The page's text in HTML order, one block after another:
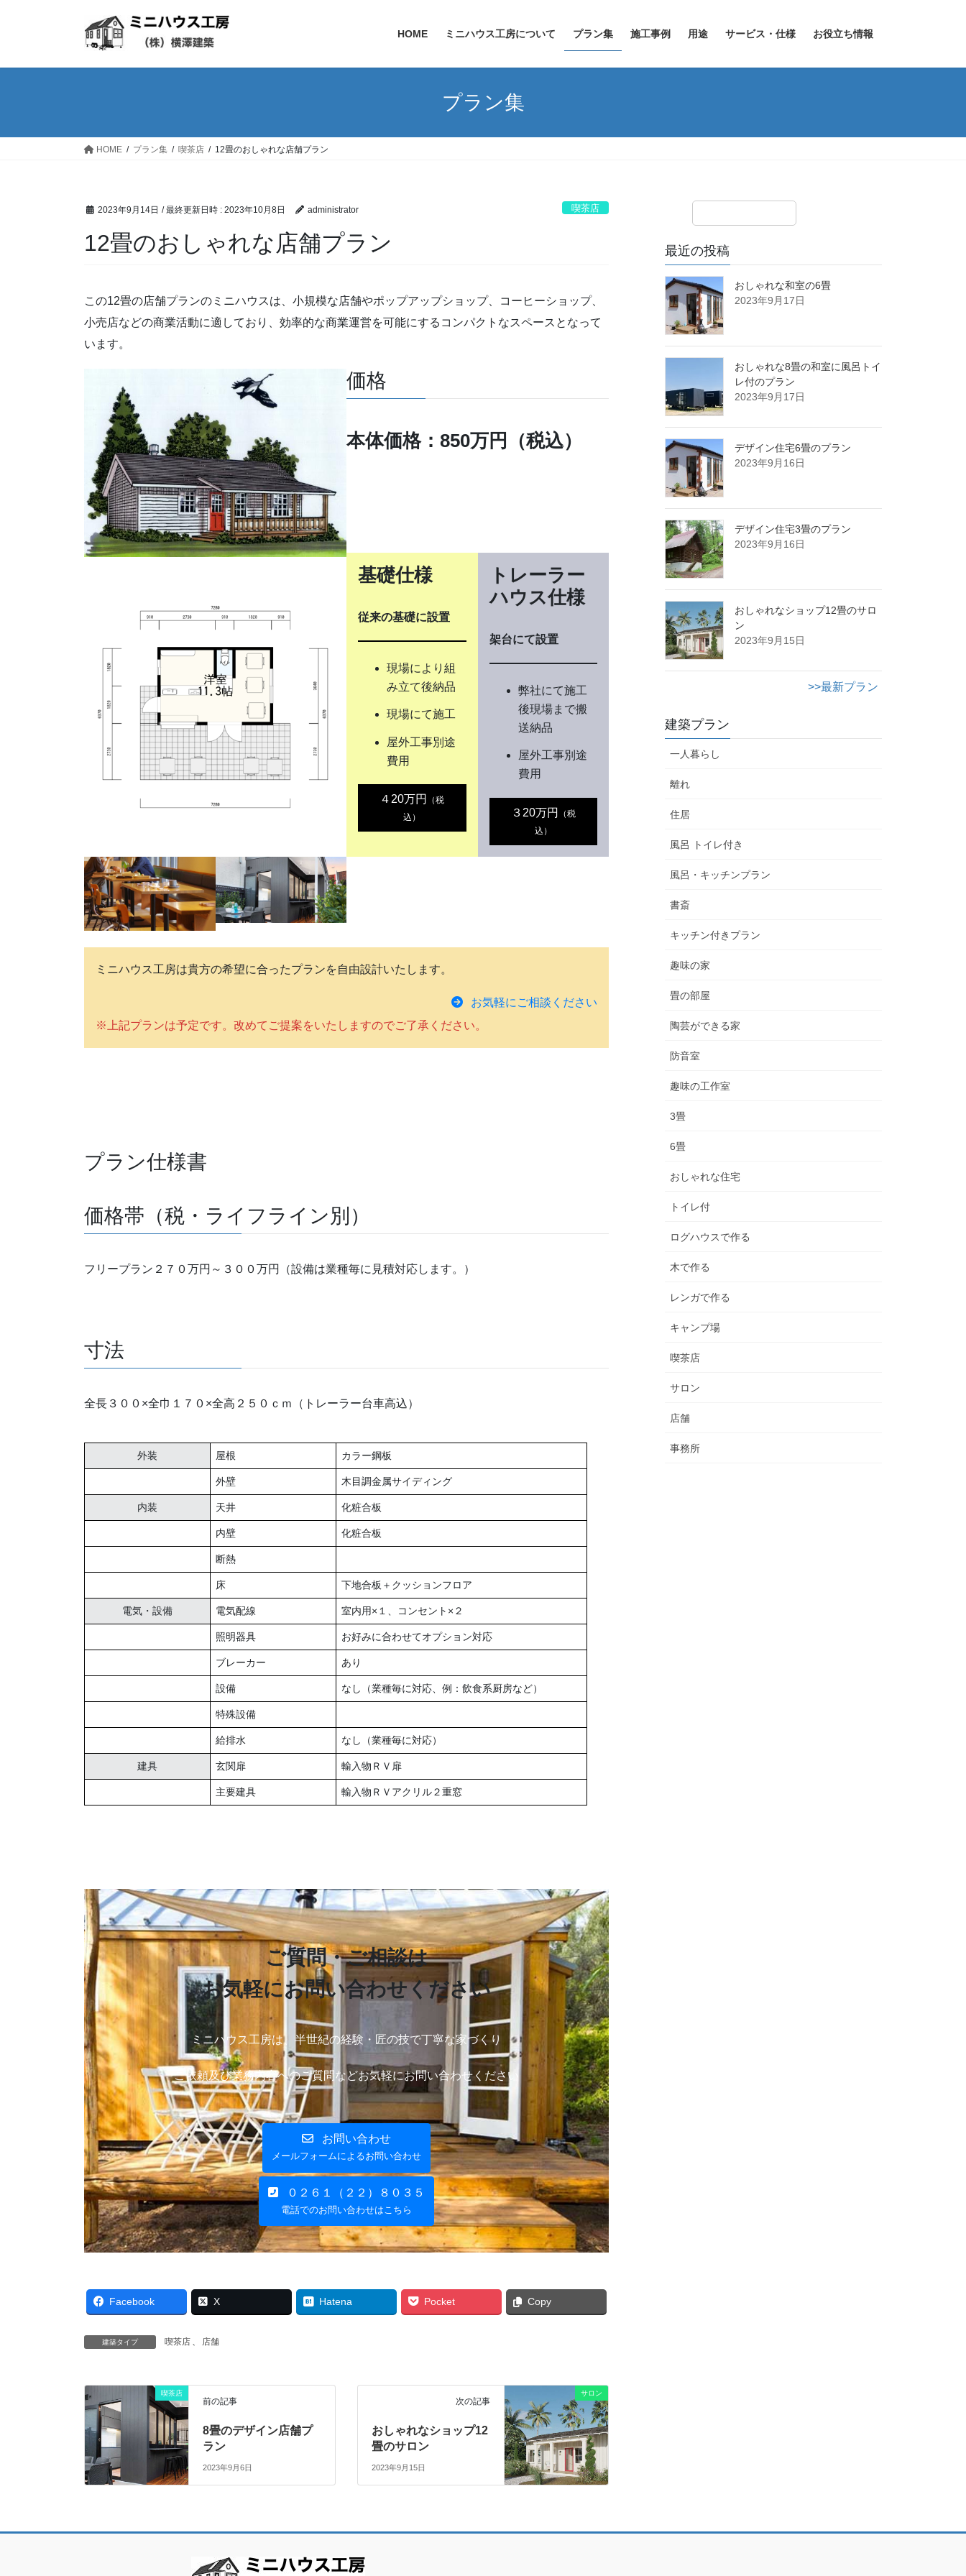
HOME ミニハウス工房について プラン集 施工事例 用途 サービス・仕様 お役立ち情報
プラン集
HOME プラン集 喫茶店 12畳のおしゃれな店舗プラン
2023年9月14日 / 最終更新日時 : 2023年10月8日 administrator 喫茶店
12畳のおしゃれな店舗プラン
この12畳の店舗プランのミニハウスは、小規模な店舗やポップアップショップ、コーヒーショップ、
小売店などの商業活動に適しており、効率的な商業運営を可能にするコンパクトなスペースとなって
います。
価格
本体価格：850万円（税込）
基礎仕様
従来の基礎に設置
現場により組
み立て後納品
現場にて施工
屋外工事別途
費用
４20万円
（税
込）
トレーラー
ハウス仕様
架台にて設置
弊社にて施工
後現場まで搬
送納品
屋外工事別途
費用
３20万円
（税
込）
ミニハウス工房は貴方の希望に合ったプランを自由設計いたします。
お気軽にご相談ください
※上記プランは予定です。改めてご提案をいたしますのでご了承ください。
プラン仕様書
価格帯（税・ライフライン別）
フリープラン２７０万円～３００万円（設備は業種毎に見積対応します。）
寸法
全長３００×全巾１７０×全高２５０ｃｍ（トレーラー台車高込）
外装 屋根 カラー鋼板
外壁 木目調金属サイディング
内装 天井 化粧合板
内壁 化粧合板
断熱
床 下地合板＋クッションフロア
電気・設備 電気配線 室内用×１、コンセント×２
照明器具 お好みに合わせてオプション対応
ブレーカー あり
設備 なし（業種毎に対応、例：飲食系厨房など）
特殊設備
給排水 なし（業種毎に対応）
建具 玄関扉 輸入物ＲＶ扉
主要建具 輸入物ＲＶアクリル２重窓
ご質問・ご相談は
お気軽にお問い合わせください
ミニハウス工房は、半世紀の経験・ 匠の技で丁寧な家づくり
ご依頼及び業務内容へのご質問などお気軽にお問い合わせください
お問い合わせ
メールフォームによるお問い合わせ
０２６１（２２）８０３５
電話でのお問い合わせはこちら
Facebook X Hatena Pocket Copy
建築タイプ 喫茶店 、 店舗
喫茶店
前の記事
8畳のデザイン店舗プ
ラン
2023年9月6日
サロン
次の記事
おしゃれなショップ12
畳のサロン
2023年9月15日
最近の投稿
おしゃれな和室の6畳
2023年9月17日
おしゃれな8畳の和室に風呂トイ
レ付のプラン
2023年9月17日
デザイン住宅6畳のプラン
2023年9月16日
デザイン住宅3畳のプラン
2023年9月16日
おしゃれなショップ12畳のサロ
ン
2023年9月15日
>>最新プラン
建築プラン
一人暮らし
離れ
住居
風呂 トイレ付き
風呂・キッチンプラン
書斎
キッチン付きプラン
趣味の家
畳の部屋
陶芸ができる家
防音室
趣味の工作室
3畳
6畳
おしゃれな住宅
トイレ付
ログハウスで作る
木で作る
レンガで作る
キャンプ場
喫茶店
サロン
店舗
事務所